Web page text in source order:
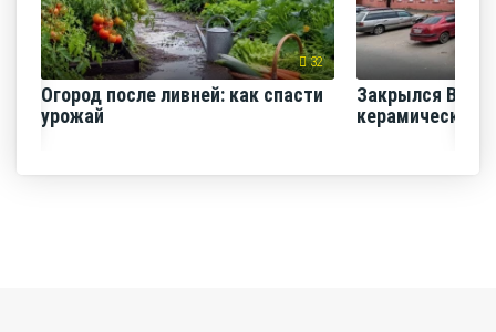
32
Огород после ливней: как спасти
урожай
Закрылся
керамический